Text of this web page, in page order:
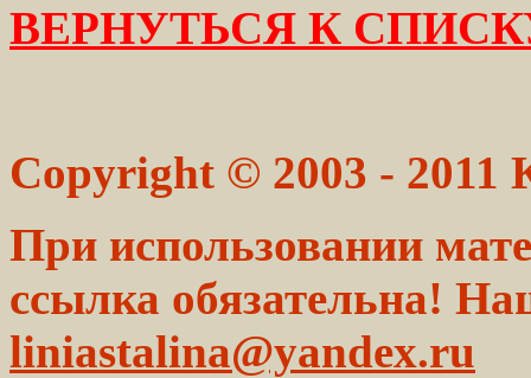
ВЕРНУТЬСЯ К
Copyright © 2003 - 2011
При использовании
ссылка обязательна!
liniastalina@yandex.ru